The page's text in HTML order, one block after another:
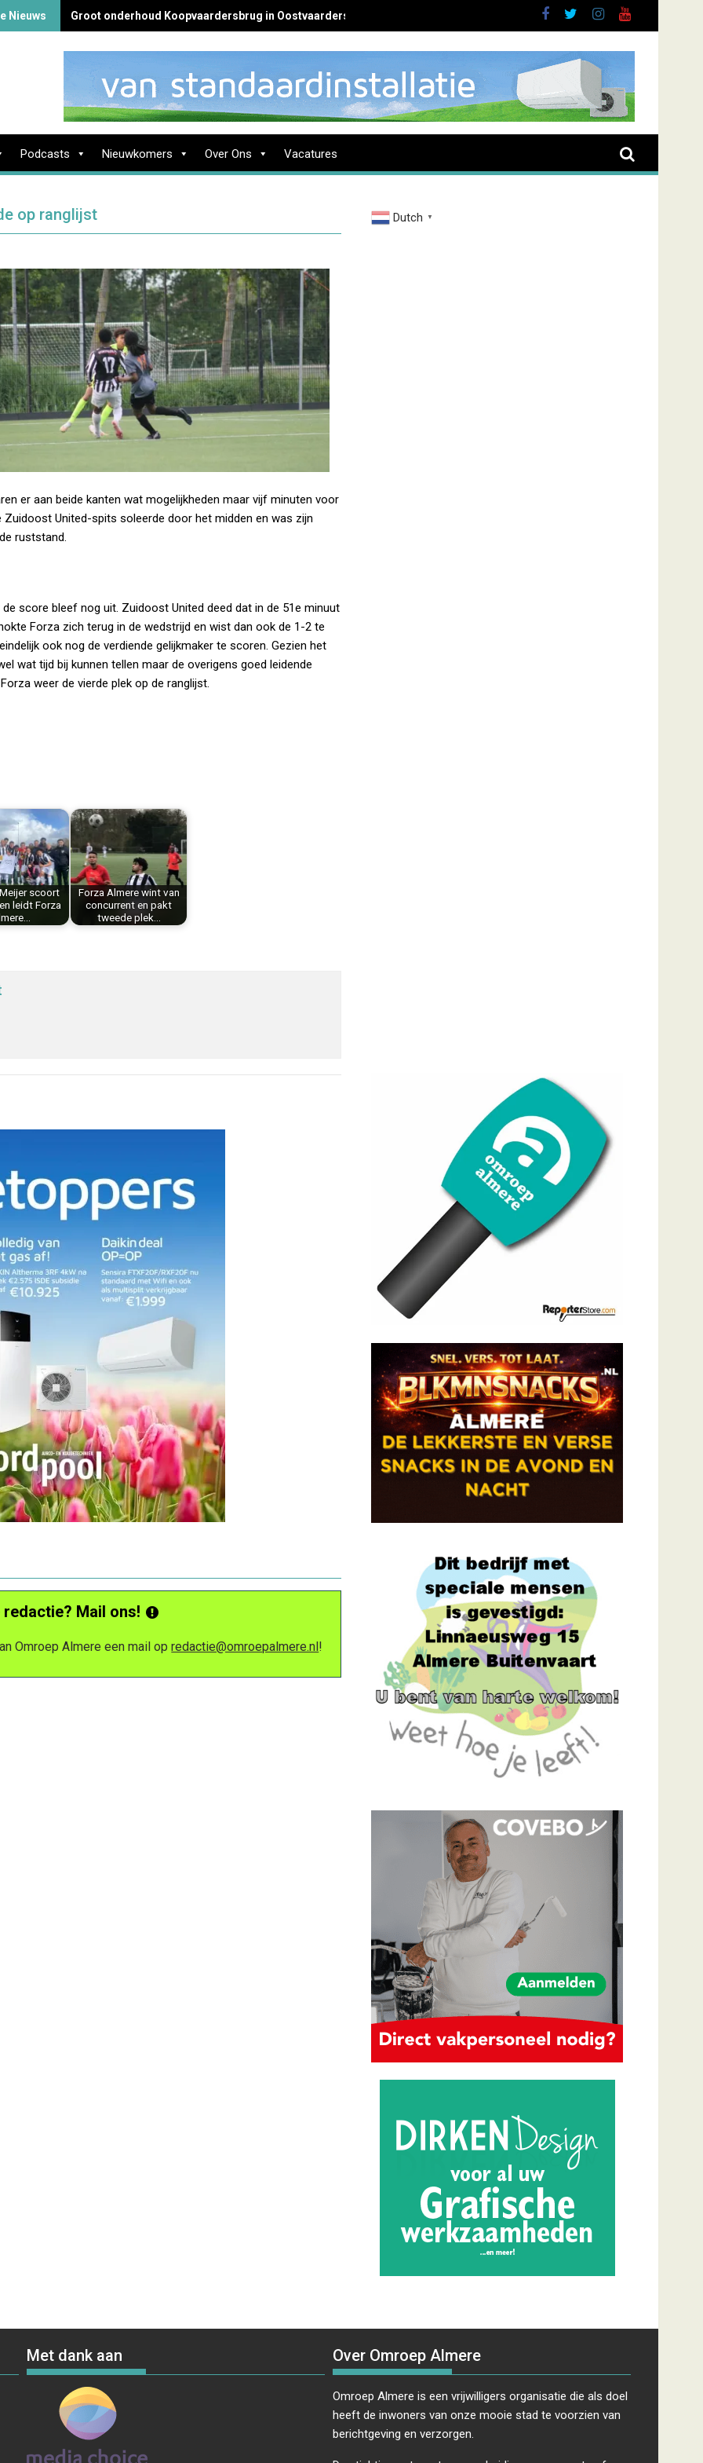
Nieuws Groot onderhoud Koopvaardersbrug in Oostvaardersbuurt
Podcasts Nieuwkomers Over Ons Vacatures
op ranglijst
er aan beide kanten wat mogelijkheden maar vijf minuten voor
United-spits soleerde door het midden en was zijn
ruststand.
score bleef nog uit. Zuidoost United deed dat in de 51e minuut
Forza zich terug in de wedstrijd en wist dan ook de 1-2 te
ook nog de verdiende gelijkmaker te scoren. Gezien het
wat tijd bij kunnen tellen maar de overigens goed leidende
weer de vierde plek op de ranglijst.
scoort
leidt Forza
Forza Almere wint van
concurrent en pakt
tweede plek…
Mail ons!
Omroep Almere een mail opredactie@omroepalmere.nl!
Dutch ▼
Met dank aan Over Omroep Almere
Omroep Almere is een vrijwilligers organisatie die als doel
heeft de inwoners van onze mooie stad te voorzien van
berichtgeving en verzorgen.